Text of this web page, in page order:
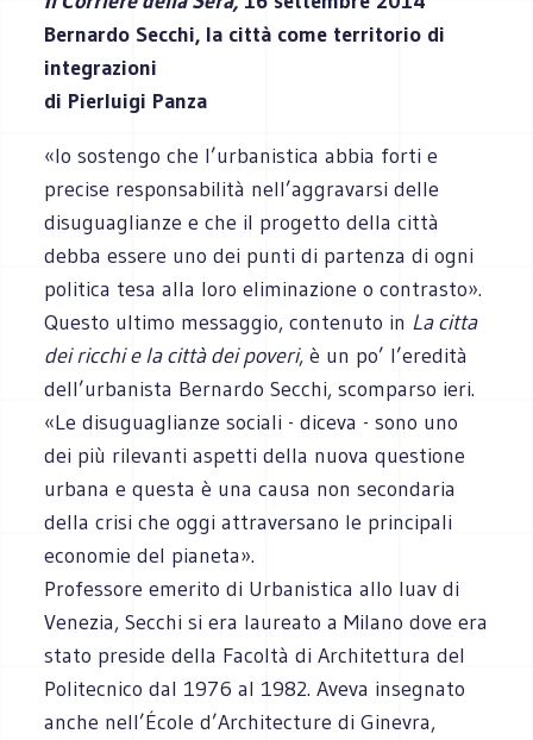
Bernardo Secchi, la città come territorio di
integrazioni
di Pierluigi Panza
«Io sostengo che l’urbanistica abbia forti e
precise responsabilità nell’aggravarsi delle
disuguaglianze e che il progetto della città
debba essere uno dei punti di partenza di ogni
politica tesa alla loro eliminazione o contrasto».
Questo ultimo messaggio, contenuto in La citta
dei ricchi e la città dei poveri, è un po’ l’eredità
dell’urbanista Bernardo Secchi, scomparso ieri.
«Le disuguaglianze sociali - diceva - sono uno
dei più rilevanti aspetti della nuova questione
urbana e questa è una causa non secondaria
della crisi che oggi attraversano le principali
economie del pianeta».
Professore emerito di Urbanistica allo Iuav di
Venezia, Secchi si era laureato a Milano dove era
stato preside della Facoltà di Architettura del
Politecnico dal 1976 al 1982. Aveva insegnato
anche nell’École d’Architecture di Ginevra,